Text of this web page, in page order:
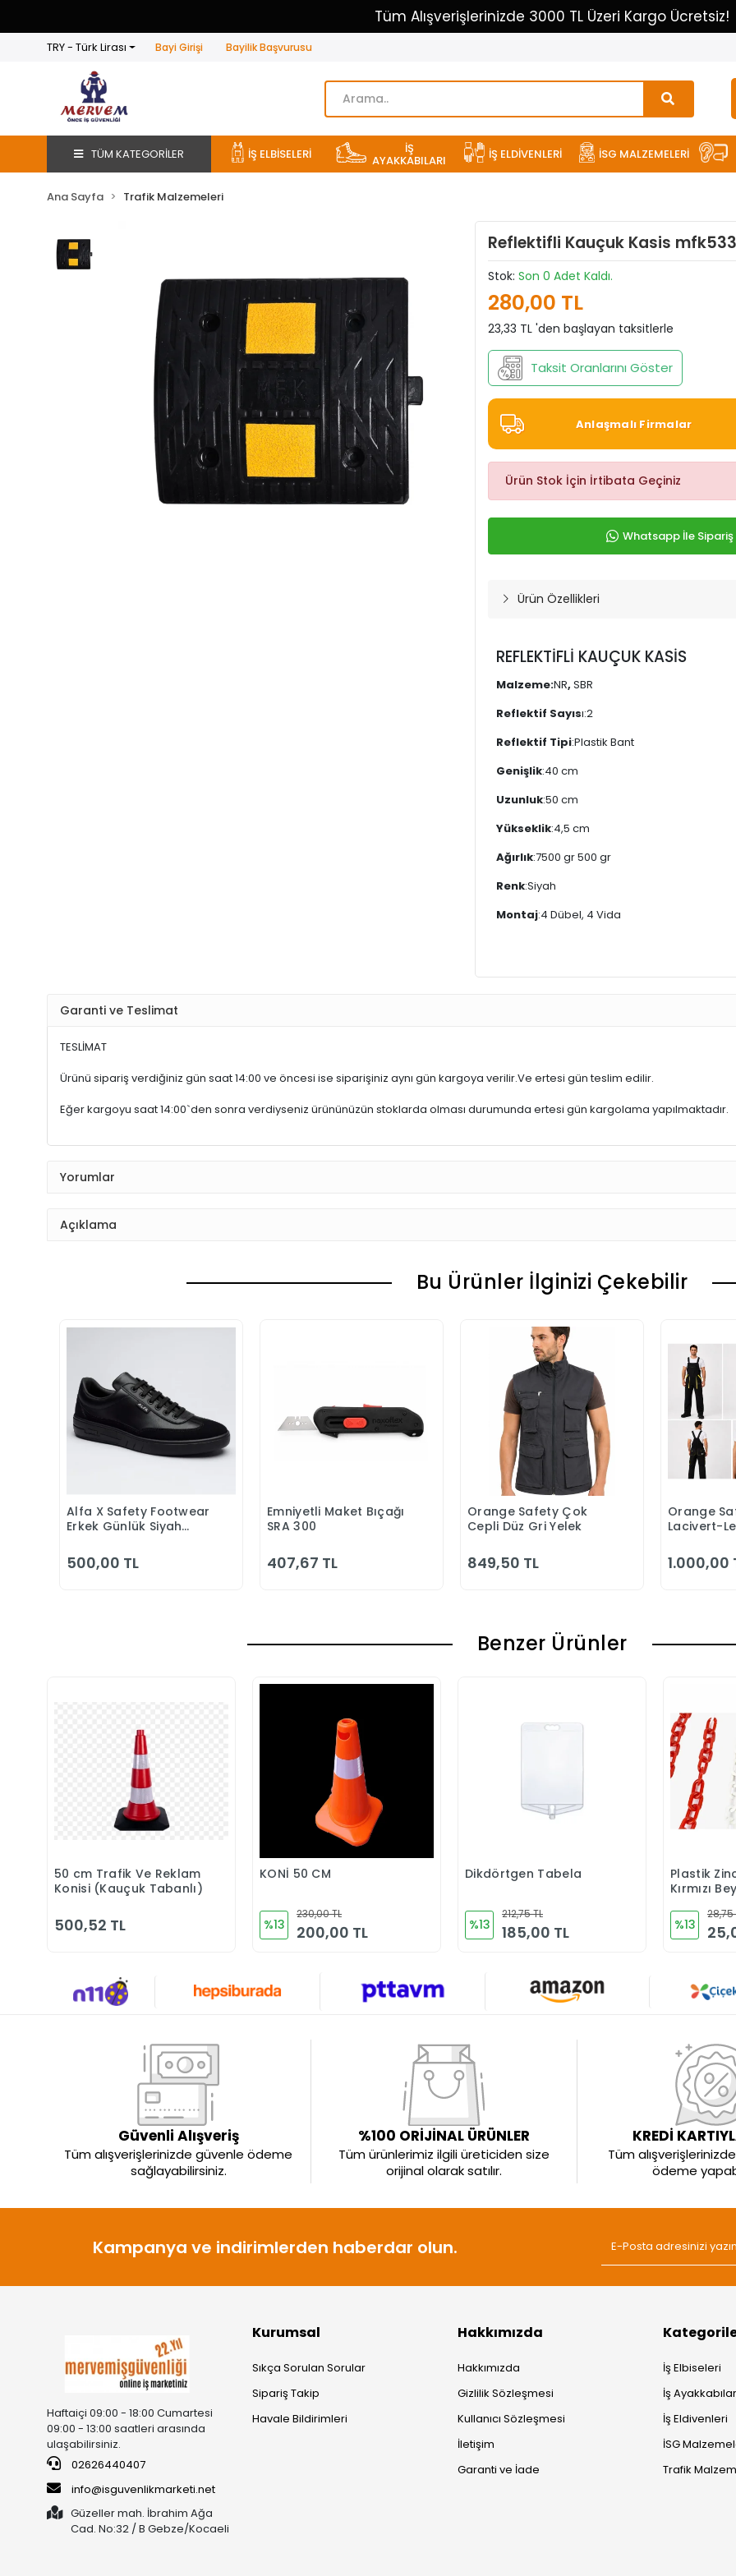
Tüm Alışverişlerinizde 3000 TL Üzeri Kargo Ücretsiz!
TRY - Türk Lirası Bayi Girişi Bayilik Başvurusu
TÜM KATEGORİLER İŞ ELBİSELERİ İŞ
AYAKKABILARI İŞ ELDİVENLERİ İSG MALZEMELERİ
Ana Sayfa Trafik Malzemeleri
Reflektifli Kauçuk Kasis
Stok: Son 0 Adet Kaldı.
280,00 TL
23,33 TL 'den başlayan taksitlerle
Taksit Oranlarını Göster
Anlaşmalı Firmalar
Ürün Stok İçin İrtibata Geçiniz
Whatsapp İle Sipariş
Ürün Özellikleri
REFLEKTİFLİ KAUÇUK KASİS
Malzeme:NR, SBR
Reflektif Sayısı:2
Reflektif Tipi:Plastik Bant
Genişlik:40 cm
Uzunluk:50 cm
Yükseklik:4,5 cm
Ağırlık:7500 gr 500 gr
Renk:Siyah
Montaj:4 Dübel, 4 Vida
Garanti ve Teslimat
TESLİMAT
Ürünü sipariş verdiğiniz gün saat 14:00 ve öncesi ise siparişiniz aynı gün kargoya verilir.Ve ertesi gün teslim edilir.
Eğer kargoyu saat 14:00`den sonra verdiyseniz ürününüzün stoklarda olması durumunda ertesi gün kargolama yapılmaktadır.
Yorumlar
Açıklama
Bu Ürünler İlginizi Çekebilir
Sepete Ekle
Alfa X Safety Footwear
Erkek Günlük Siyah
500,00 TL
Sepete Ekle
Emniyetli Maket Bıçağı
SRA 300
407,67 TL
Sepete Ekle
Orange Safety Çok
Cepli Düz Gri Yelek
849,50 TL
Orange
Lacivert-
1.000,00
Benzer Ürünler
Sepete Ekle
50 cm Trafik Ve Reklam
Konisi (Kauçuk Tabanlı)
500,52 TL
Sepete Ekle
KONİ 50 CM
%13
230,00 TL
200,00 TL
Sepete Ekle
Dikdörtgen Tabela
%13
212,75 TL
185,00 TL
Plastik
Kırmızı
%13
28,75
Güvenli Alışveriş
Tüm alışverişlerinizde güvenle ödeme
sağlayabilirsiniz.
%100 ORİJİNAL ÜRÜNLER
Tüm ürünlerimiz ilgili üreticiden size
orijinal olarak satılır.
KREDİ
Tüm
ödeme
Kampanya ve indirimlerden haberdar olun.
Haftaiçi 09:00 - 18:00 Cumartesi
09:00 - 13:00 saatleri arasında
ulaşabilirsiniz.
02626440407
info@isguvenlikmarketi.net
Güzeller mah. İbrahim Ağa
Cad. No:32 / B Gebze/Kocaeli
Kurumsal
Sıkça Sorulan Sorular
Sipariş Takip
Havale Bildirimleri
Hakkımızda
Hakkımızda
Gizlilik Sözleşmesi
Kullanıcı Sözleşmesi
İletişim
Garanti ve İade
İş Elbiseleri
İş
İş Eldivenleri
İSG
Trafik